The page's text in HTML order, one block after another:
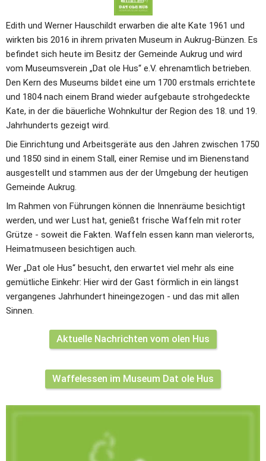
Edith und Werner Hauschildt erwarben die alte Kate 1961 und
wirkten bis 2016 in ihrem privaten Museum in Aukrug-Bünzen. Es
befindet sich heute im Besitz der Gemeinde Aukrug und wird
vom Museumsverein „Dat ole Hus“ e.V. ehrenamtlich betrieben.
Den Kern des Museums bildet eine um 1700 erstmals errichtete
und 1804 nach einem Brand wieder aufgebaute strohgedeckte
Kate, in der die bäuerliche Wohnkultur der Region des 18. und 19.
Jahrhunderts gezeigt wird.
Die Einrichtung und Arbeitsgeräte aus den Jahren zwischen 1750
und 1850 sind in einem Stall, einer Remise und im Bienenstand
ausgestellt und stammen aus der der Umgebung der heutigen
Gemeinde Aukrug.
Im Rahmen von Führungen können die Innenräume besichtigt
werden, und wer Lust hat, genießt frische Waffeln mit roter
Grütze - soweit die Fakten. Waffeln essen kann man vielerorts,
Heimatmuseen besichtigen auch.
Wer „Dat ole Hus“ besucht, den erwartet viel mehr als eine
gemütliche Einkehr: Hier wird der Gast förmlich in ein längst
vergangenes Jahrhundert hineingezogen - und das mit allen
Sinnen.
Aktuelle Nachrichten vom olen Hus
Waffelessen im Museum Dat ole Hus